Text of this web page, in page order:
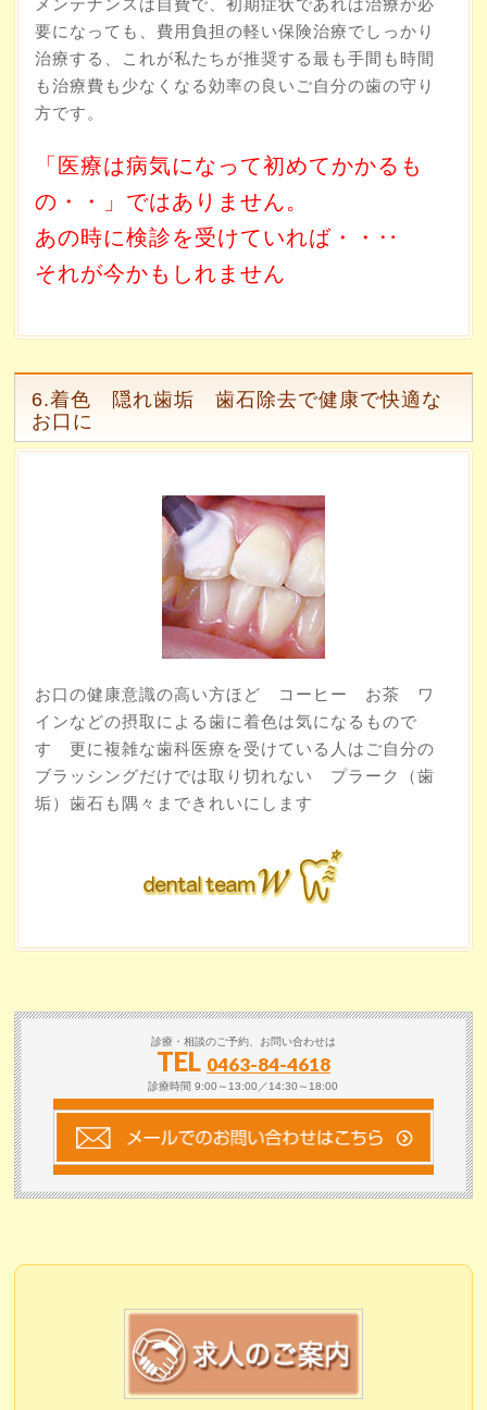
要になっても、費用負担の軽い保険治療でしっかり
治療する、これが私たちが推奨する最も手間も時間
も治療費も少なくなる効率の良いご自分の歯の守り
方です。
「医療は病気になって初めてかかるも
の・・」ではありません。
あの時に検診を受けていれば・・‥
それが今かもしれません
6.着色 隠れ歯垢 歯石除去で健康で快適な
お口に
お口の健康意識の高い方ほど コーヒー お茶 ワ
インなどの摂取による歯に着色は気になるもので
す 更に複雑な歯科医療を受けている人はご自分の
ブラッシングだけでは取り切れない プラーク（歯
垢）歯石も隅々まできれいにします
診療・相談のご予約、お問い合わせは
TEL 0463-84-4618
診療時間 9:00～13:00／14:30～18:00